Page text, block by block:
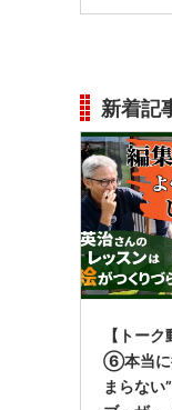
新着記
【トー
⑥本当に
まらない